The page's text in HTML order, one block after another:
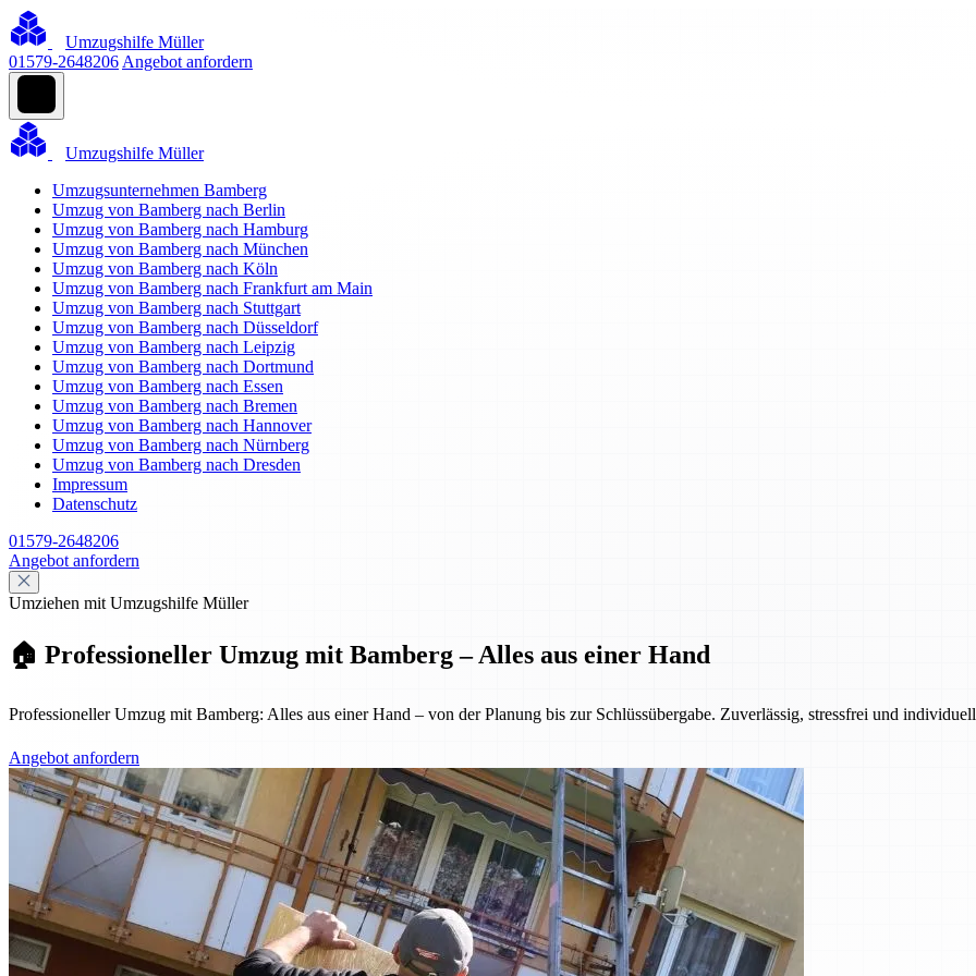
Umzugshilfe Müller
01579-2648206 Angebot anfordern
Umzugshilfe Müller
Umzugsunternehmen Bamberg
Umzug von Bamberg nach Berlin
Umzug von Bamberg nach Hamburg
Umzug von Bamberg nach München
Umzug von Bamberg nach Köln
Umzug von Bamberg nach Frankfurt am Main
Umzug von Bamberg nach Stuttgart
Umzug von Bamberg nach Düsseldorf
Umzug von Bamberg nach Leipzig
Umzug von Bamberg nach Dortmund
Umzug von Bamberg nach Essen
Umzug von Bamberg nach Bremen
Umzug von Bamberg nach Hannover
Umzug von Bamberg nach Nürnberg
Umzug von Bamberg nach Dresden
Impressum
Datenschutz
01579-2648206
Angebot anfordern
Umziehen mit Umzugshilfe Müller
🏠 Professioneller Umzug mit Bamberg – Alles aus einer Hand
Professioneller Umzug mit Bamberg: Alles aus einer Hand – von der Planung bis zur Schlüssübergabe. Zuverlässig, stressfrei und
Angebot anfordern